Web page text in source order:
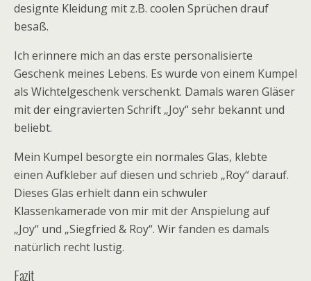
designte Kleidung mit z.B. coolen Sprüchen drauf
besaß.
Ich erinnere mich an das erste personalisierte
Geschenk meines Lebens. Es wurde von einem Kumpel
als Wichtelgeschenk verschenkt. Damals waren Gläser
mit der eingravierten Schrift „Joy“ sehr bekannt und
beliebt.
Mein Kumpel besorgte ein normales Glas, klebte
einen Aufkleber auf diesen und schrieb „Roy“ darauf.
Dieses Glas erhielt dann ein schwuler
Klassenkamerade von mir mit der Anspielung auf
„Joy“ und „Siegfried & Roy“. Wir fanden es damals
natürlich recht lustig.
Fazit